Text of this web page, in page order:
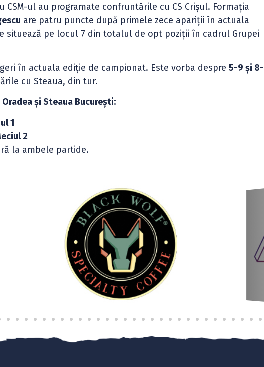
ul au programate confruntările cu CS Crișul. Formația
are patru puncte după primele zece apariții în actuala
situează pe locul 7 din totalul de opt poziții în cadrul Grupei
în actuala ediție de campionat. Este vorba despre5-9 și 8-
cu Steaua, din tur.
Oradea și Steaua București:
1
2
la ambele partide.